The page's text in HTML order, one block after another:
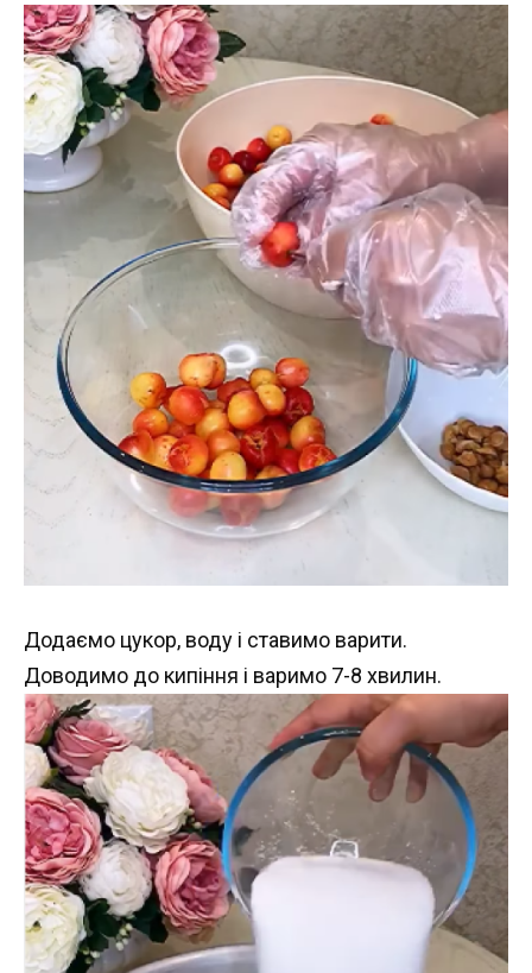
Додаємо цукор, воду і ставимо варити.
Доводимо до кипіння і варимо 7-8 хвилин.